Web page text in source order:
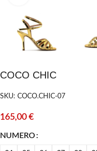
COCO CHIC
SKU: COCO.CHIC-07
165,00 €
NUMERO